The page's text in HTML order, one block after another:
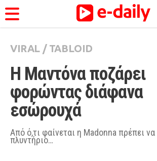
ΚΑΤΗΓΟΡΊΕΣ
Ειδήσεις
Θέματα
Videos
Podcasts
VIRAL / TABLOID
H Mαντόνα ποζάρει
φορώντας διάφανα
εσώρουχά
Από ό,τι φαίνεται η Μadonna πρέπει να
πλυντήριο…